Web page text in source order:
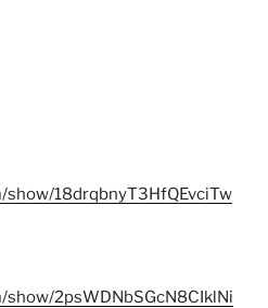
18drqbnyT3HfQEvciTw
2psWDNbSGcN8CIklNi